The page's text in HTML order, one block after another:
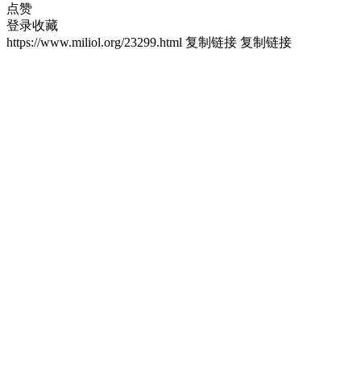
点赞
登录收藏
https://www.miliol.org/23299.html 复制链接 复制链接